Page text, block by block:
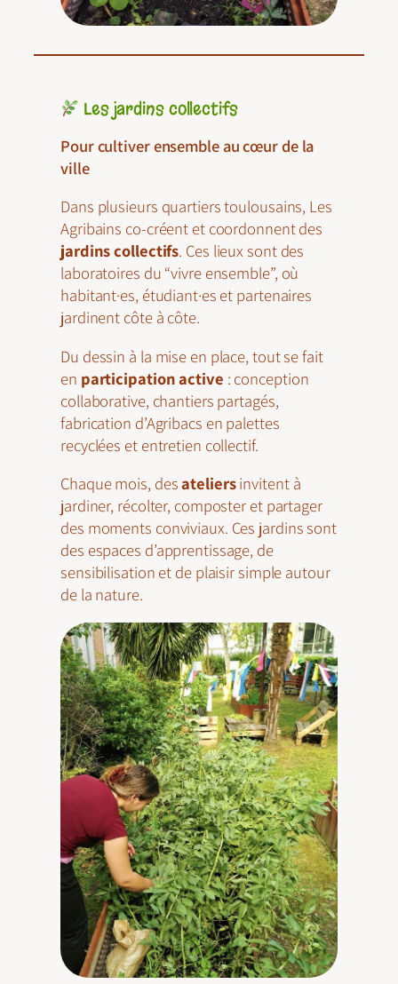
Les jardins collectifs
Pour cultiver ensemble au cœur de la
ville
Dans plusieurs quartiers toulousains, Les
Agribains co-créent et coordonnent des
jardins collectifs. Ces lieux sont des
laboratoires du “vivre ensemble”, où
habitant·es, étudiant·es et partenaires
jardinent côte à côte.
Du dessin à la mise en place, tout se fait
en participation active : conception
collaborative, chantiers partagés,
fabrication d’Agribacs en palettes
recyclées et entretien collectif.
Chaque mois, desateliersinvitent à
jardiner, récolter, composter et partager
des moments conviviaux. Ces jardins sont
des espaces d’apprentissage, de
sensibilisation et de plaisir simple autour
de la nature.